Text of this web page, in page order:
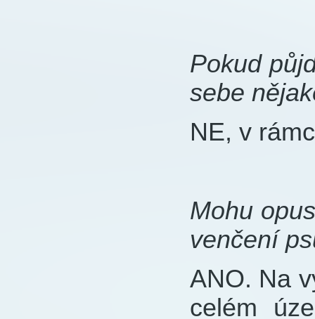
Pokud
sebe
NE, v
Mohu
venčení
ANO. Na
celém